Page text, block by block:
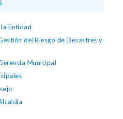
Entidad
del Riesgo de Desastres y
Municipal